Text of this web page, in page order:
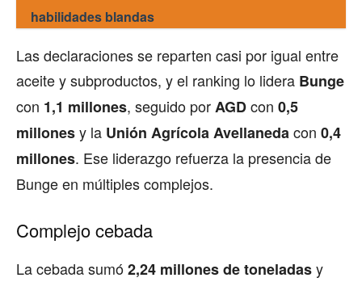
habilidades blandas
Las declaraciones se reparten casi por igual entre
aceite y subproductos, y el ranking lo lidera Bunge
con 1,1 millones, seguido porAGDcon 0,5
millonesy la Unión Agrícola Avellanedacon 0,4
millones. Ese liderazgo refuerza la presencia de
Bunge en múltiples complejos.
Complejo cebada
La cebada sumó2,24 millones de toneladasy